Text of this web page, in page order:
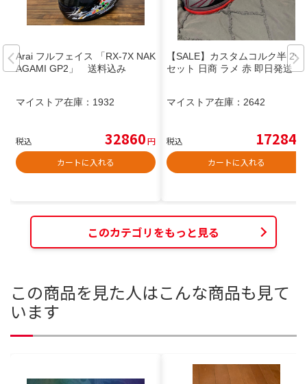
Arai フルフェイス 「RX-7X NAK
AGAMI GP2」 送料込み
マイストア在庫： 1932
税込 32860円
カートに入れる
【SALE】カスタムコルク半 2つ
セット 日商 ラメ 赤 即日発送
マイストア在庫： 2642
税込 17284
カートに入れる
このカテゴリをもっと見る
この商品を見た人はこんな商品も見て
います